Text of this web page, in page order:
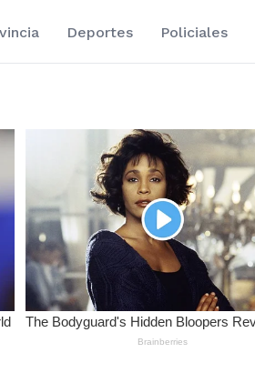
Deportes Policiales